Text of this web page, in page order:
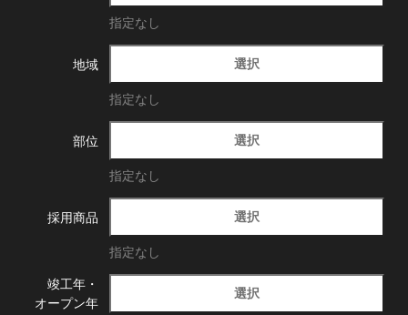
指定なし
地域 選択
指定なし
部位 選択
指定なし
採用商品 選択
指定なし
竣工年・
オープン年
選択